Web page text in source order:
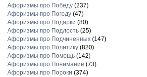
Афоризмы про Победу(237)
Афоризмы про Погоду(47)
Афоризмы про Подарки (80)
Афоризмы про Подлость(25)
Афоризмы про Подчиненных(147)
Афоризмы про Политику(820)
Афоризмы про Помощь(142)
Афоризмы про Понимание (73)
Афоризмы про Пороки (374)